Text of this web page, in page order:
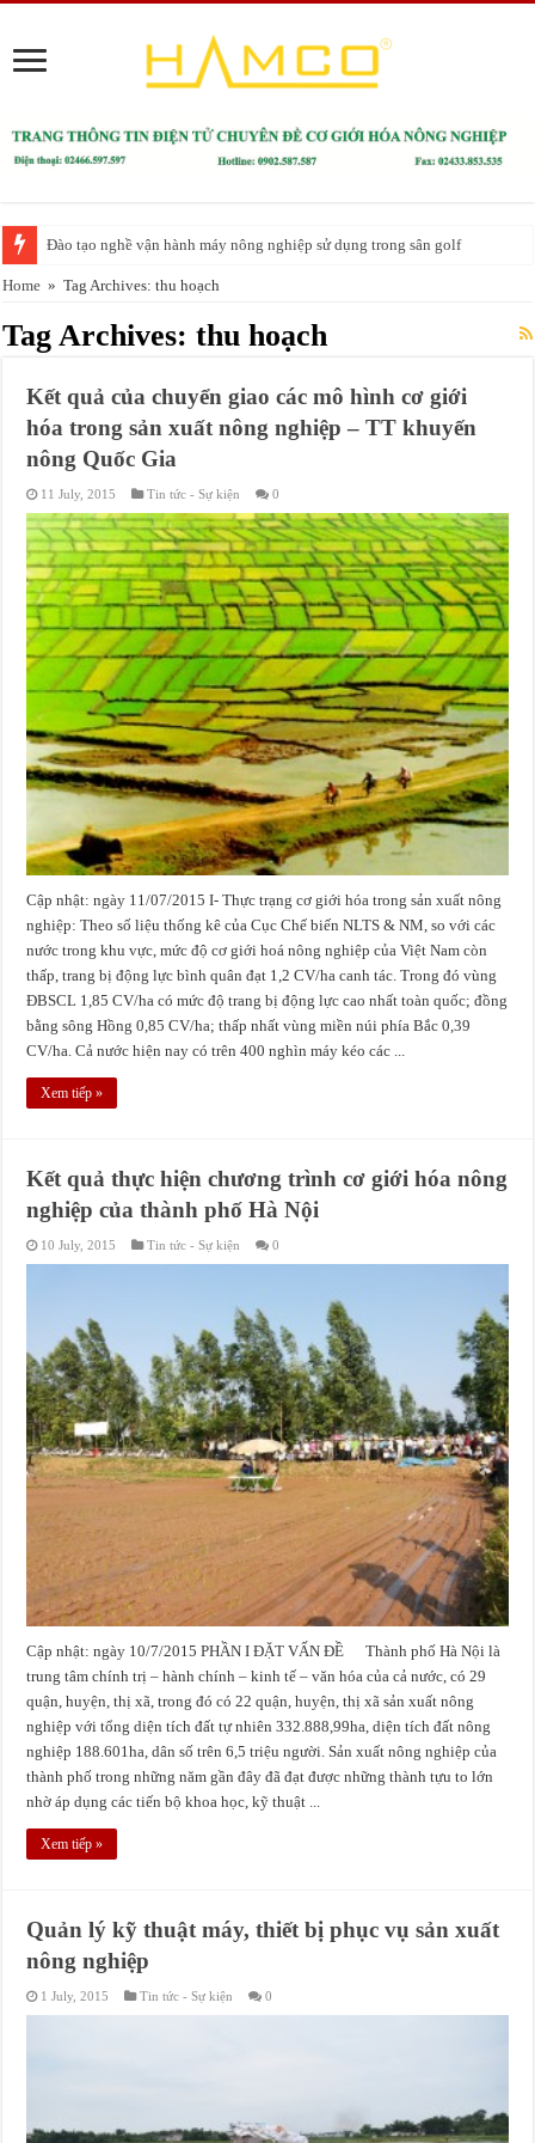
Đào tạo nghề vận hành máy nông nghiệp sử dụng trong sân golf
Home » Tag Archives: thu hoạch
Tag Archives:thu hoạch
Kết quả của chuyển giao các mô hình cơ giới
hóa trong sản xuất nông nghiệp – TT khuyến
nông Quốc Gia
11 July, 2015 Tin tức - Sự kiện 0
Cập nhật: ngày 11/07/2015 I- Thực trạng cơ giới hóa trong sản xuất nông
nghiệp: Theo số liệu thống kê của Cục Chế biến NLTS & NM, so với các
nước trong khu vực, mức độ cơ giới hoá nông nghiệp của Việt Nam còn
thấp, trang bị động lực bình quân đạt 1,2 CV/ha canh tác. Trong đó vùng
ĐBSCL 1,85 CV/ha có mức độ trang bị động lực cao nhất toàn quốc; đồng
bằng sông Hồng 0,85 CV/ha; thấp nhất vùng miền núi phía Bắc 0,39
CV/ha. Cả nước hiện nay có trên 400 nghìn máy kéo các ...
Xem tiếp »
Kết quả thực hiện chương trình cơ giới hóa nông
nghiệp của thành phố Hà Nội
10 July, 2015 Tin tức - Sự kiện 0
Cập nhật: ngày 10/7/2015 PHẦN I ĐẶT VẤN ĐỀ Thành phố Hà Nội là
trung tâm chính trị – hành chính – kinh tế – văn hóa của cả nước, có 29
quận, huyện, thị xã, trong đó có 22 quận, huyện, thị xã sản xuất nông
nghiệp với tổng diện tích đất tự nhiên 332.888,99ha, diện tích đất nông
nghiệp 188.601ha, dân số trên 6,5 triệu người. Sản xuất nông nghiệp của
thành phố trong những năm gần đây đã đạt được những thành tựu to lớn
nhờ áp dụng các tiến bộ khoa học, kỹ thuật ...
Xem tiếp »
Quản lý kỹ thuật máy, thiết bị phục vụ sản xuất
nông nghiệp
1 July, 2015 Tin tức - Sự kiện 0